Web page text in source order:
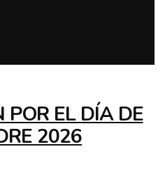
POR EL DÍA DE
2026